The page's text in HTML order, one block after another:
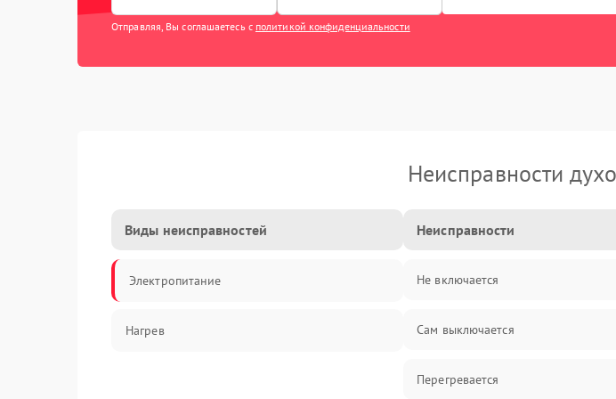
Отправляя, Вы соглашаетесь с политикой конфиденциальности
Неисправности
Виды неисправностей
Электропитание
Нагрев
Неисправности
Не включается
Сам выключается
Перегревается